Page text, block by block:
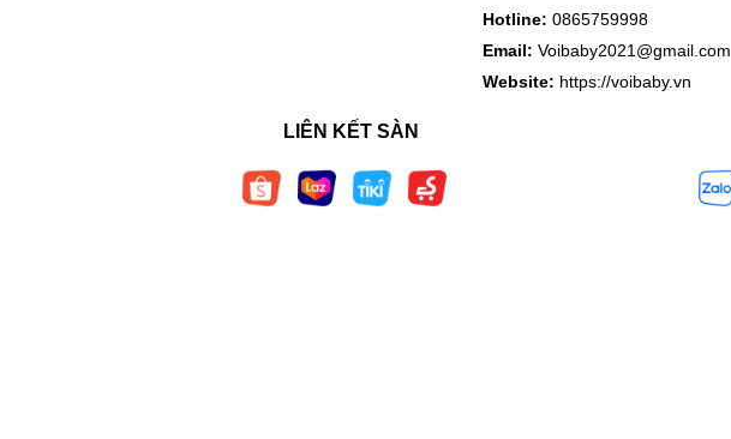
Hotline: 0865759998
Email: Voibaby2021@gmail.com
Website: https://voibaby.vn
LIÊN KẾT SÀN